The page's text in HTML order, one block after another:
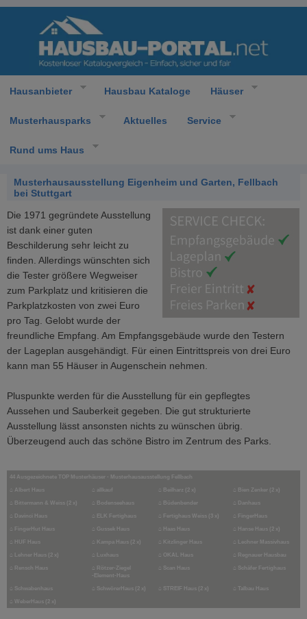
Hausanbieter Hausbau Kataloge Häuser
Musterhausparks Aktuelles Service
Rund ums Haus
Musterhausausstellung Eigenheim und Garten, Fellbach
bei Stuttgart
Die 1971 gegründete Ausstellung
ist dank einer guten
Beschilderung sehr leicht zu
finden. Allerdings wünschten sich
die Tester größere Wegweiser
zum Parkplatz und kritisieren die
Parkplatzkosten von zwei Euro
pro Tag. Gelobt wurde der
freundliche Empfang. Am Empfangsgebäude wurde den Testern
der Lageplan ausgehändigt. Für einen Eintrittspreis von drei Euro
kann man 55 Häuser in Augenschein nehmen.
Pluspunkte werden für die Ausstellung für ein gepflegtes
Aussehen und Sauberkeit gegeben. Die gut strukturierte
Ausstellung lässt ansonsten nichts zu wünschen übrig.
Überzeugend auch das schöne Bistro im Zentrum des Parks.
44 Ausgezeichnete TOP Musterhäuser - Musterhausausstellung Fellbach
⌂ Albert Haus ⌂ allkauf ⌂ Beilharz (2 x) ⌂ Bien Zenker (2 x)
⌂ Bittermann & Weiss (2 x) ⌂ Bodenseehaus ⌂ Büdenbender ⌂ Danhaus
⌂ Davinci Haus ⌂ ELK Fertighaus ⌂ Fertighaus Weiss (3 x) ⌂ FingerHaus
⌂ FingerHut Haus ⌂ Gussek Haus ⌂ Haas Haus ⌂ Hanse Haus (2 x)
⌂ HUF Haus ⌂ Kampa Haus (2 x) ⌂ Kitzlinger Haus ⌂ Lechner Massivhaus
⌂ Lehner Haus (2 x) ⌂ Luxhaus ⌂ OKAL Haus ⌂ Regnauer Hausbau
⌂ Rensch Haus
⌂ Rötzer-Ziegel
-Element-Haus
⌂ Scan Haus ⌂ Schäfer Fertighaus
⌂ Schwabenhaus ⌂ SchwörerHaus (2 x) ⌂ STREIF Haus (2 x) ⌂ Talbau Haus
⌂ WeberHaus (2 x)